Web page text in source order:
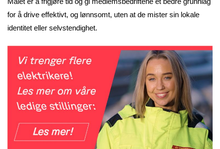
for å drive effektivt, og lønnsomt, uten at de mister sin lokale
identitet eller selvstendighet.